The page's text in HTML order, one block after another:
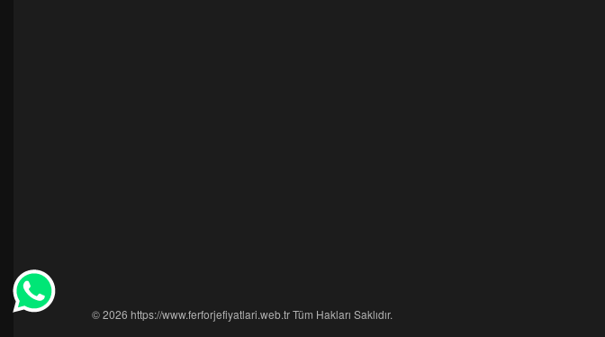
© 2026 https://www.ferforjefiyatlari.web.tr Tüm Hakları Saklıdır.